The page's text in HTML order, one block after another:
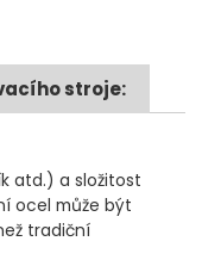
stroje:
atd.) a složitost
ocel může být
tradiční